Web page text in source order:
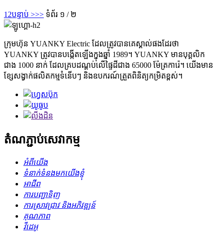
1 2បន្ទាប់ >>> ទំព័រ ១ / ២
ក្រុមហ៊ុន YUANKY Electric ដែលត្រូវបានគេស្គាល់ផងដែរថា
YUANKY ត្រូវបានបង្កើតឡើងក្នុងឆ្នាំ 1989។ YUANKY មានបុគ្គលិក
ជាង 1000 នាក់ ដែលគ្របដណ្តប់លើផ្ទៃដីជាង 65000 ម៉ែត្រការ៉េ។ យើងមាន
ខ្សែសង្វាក់ផលិតកម្មទំនើបៗ និងឧបករណ៍ត្រួតពិនិត្យកម្រិតខ្ពស់។
តំណភ្ជាប់សេវាកម្ម
អំពីយើង
ទំនាក់ទំនងមកយើងខ្ញុំ
អាជីព
ការបញ្ជាទិញ
ការស្រាវជ្រាវ និងអភិវឌ្ឍន៍
គុណភាព
វីដេអូ